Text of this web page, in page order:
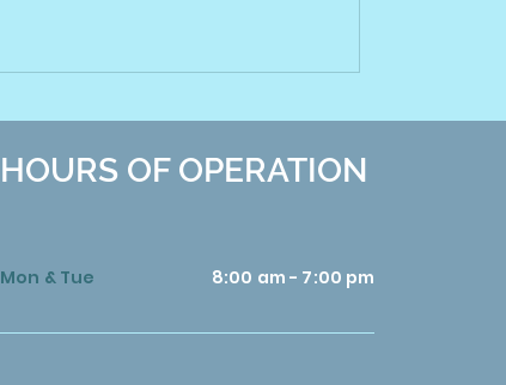
HOURS OF OPERATION
Mon & Tue 8:00 am - 7:00 pm